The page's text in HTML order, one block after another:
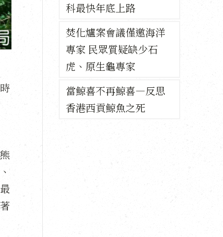
科最快年底上路
焚化爐案會議僅邀海洋
專家 民眾質疑缺少石
虎、原生龜專家
當鯨喜不再鯨喜—反思
香港西貢鯨魚之死